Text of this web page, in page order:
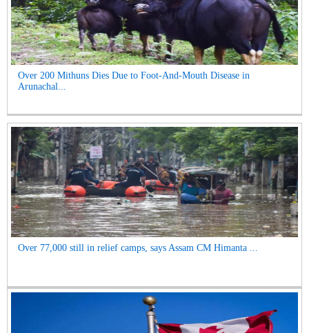
Over 200 Mithuns Dies Due to Foot-And-Mouth Disease in
Arunachal...
Over 77,000 still in relief camps, says Assam CM Himanta ...